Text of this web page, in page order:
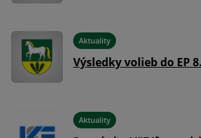
Aktuality
Výsledky volieb do EP
Aktuality